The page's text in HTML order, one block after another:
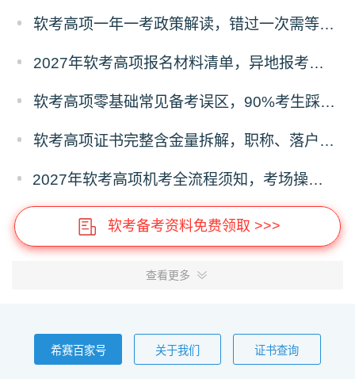
软考高项一年一考政策解读，错过一次需等待一整年的影响分析
2027年软考高项报名材料清单，异地报考、照片、证明材料标准
软考高项零基础常见备考误区，90%考生踩坑的失分问题
软考高项证书完整含金量拆解，职称、落户、补贴、投标全用途
2027年软考高项机考全流程须知，考场操作、时间分配、答题禁忌
软考备考资料免费领取 >>>
查看更多
希赛百家号 关于我们 证书查询